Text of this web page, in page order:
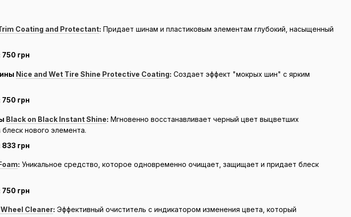
Coating and Protectant: Придает шинам и пластиковым элементам глубокий, насыщенный
грн
Nice and Wet Tire Shine Protective Coating: Создает эффект "мокрых шин" с ярким
грн
Black on Black Instant Shine: Мгновенно восстанавливает черный цвет выцветших
нового элемента.
грн
: Уникальное средство, которое одновременно очищает, защищает и придает блеск
грн
Cleaner: Эффективный очиститель с индикатором изменения цвета, который